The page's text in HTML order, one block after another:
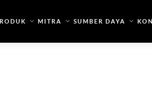
MITRA SUMBER DAYA